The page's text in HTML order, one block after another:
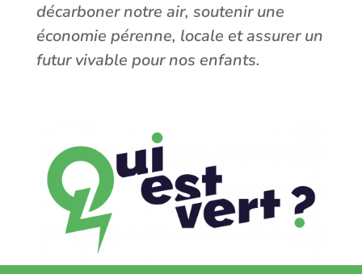
décarboner notre air, soutenir une
économie pérenne, locale et assurer un
futur vivable pour nos enfants.